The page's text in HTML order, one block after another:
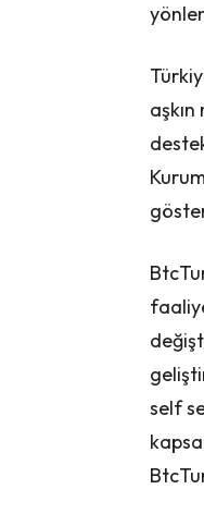
self